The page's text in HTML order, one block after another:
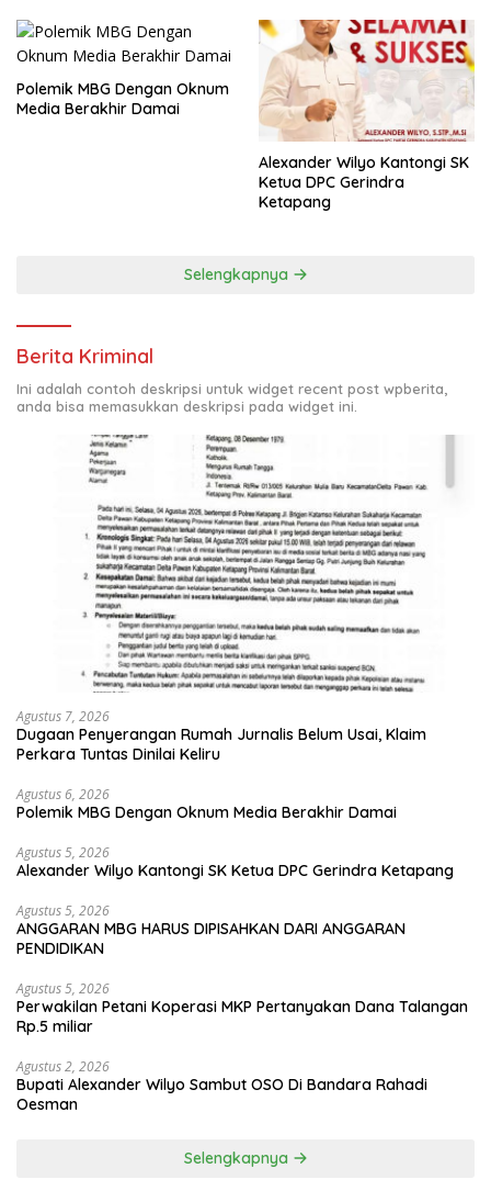
Polemik MBG Dengan Oknum
Media Berakhir Damai
Alexander Wilyo Kantongi SK
Ketua DPC Gerindra
Ketapang
Selengkapnya
Berita Kriminal
Ini adalah contoh deskripsi untuk widget recent post wpberita,
anda bisa memasukkan deskripsi pada widget ini.
Agustus 7, 2026
Dugaan Penyerangan Rumah Jurnalis Belum Usai, Klaim
Perkara Tuntas Dinilai Keliru
Agustus 6, 2026
Polemik MBG Dengan Oknum Media Berakhir Damai
Agustus 5, 2026
Alexander Wilyo Kantongi SK Ketua DPC Gerindra Ketapang
Agustus 5, 2026
ANGGARAN MBG HARUS DIPISAHKAN DARI ANGGARAN
PENDIDIKAN
Agustus 5, 2026
Perwakilan Petani Koperasi MKP Pertanyakan Dana Talangan
Rp.5 miliar
Agustus 2, 2026
Bupati Alexander Wilyo Sambut OSO Di Bandara Rahadi
Oesman
Selengkapnya